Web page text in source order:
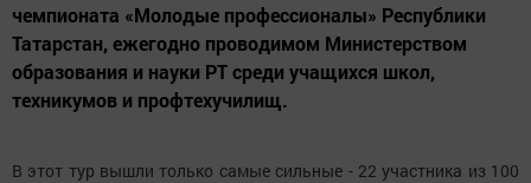
чемпионата «Молодые профессионалы» Республики
Татарстан, ежегодно проводимом Министерством
образования и науки РТ среди учащихся школ,
техникумов и профтехучилищ.
В этот тур вышли только самые сильные - 22 участника из 100